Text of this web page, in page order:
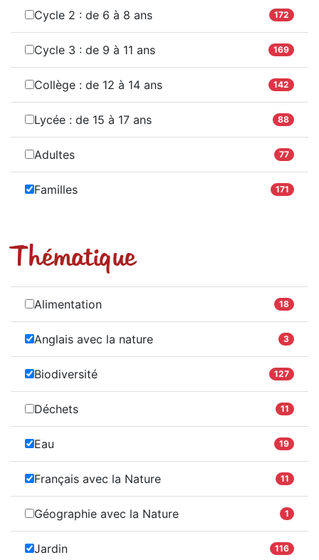
Cycle 2 : de 6 à 8 ans 172
Cycle 3 : de 9 à 11 ans 169
Collège : de 12 à 14 ans 142
Lycée : de 15 à 17 ans 88
Adultes 77
Familles 171
Thématique
Alimentation 18
Anglais avec la nature 3
Biodiversité 127
Déchets 11
Eau 19
Français avec la Nature 11
Géographie avec la Nature 1
Jardin 116